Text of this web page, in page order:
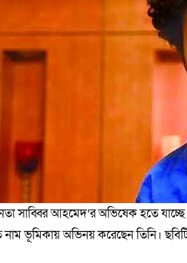
সাব্বির আহমেদ’র অভিষেক হতে
নাম ভূমিকায় অভিনয় করেছেন তিনি।